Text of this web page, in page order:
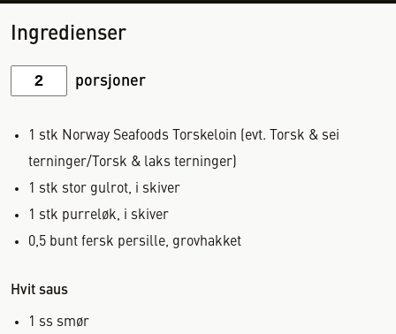
Ingredienser
porsjoner
1 stk Norway Seafoods Torskeloin (evt. Torsk & sei
terninger/Torsk & laks terninger)
1
stk stor gulrot, i skiver
1
stk purreløk, i skiver
0,5 bunt fersk persille, grovhakket
Hvit saus
1 ss smør